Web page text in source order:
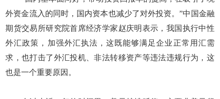
外资金流入的同时，国内资本也减少了对外投资。”中国金融
期货交易所研究院首席经济学家赵庆明表示，我国执行中性
外汇政策，加强外汇执法，这既能够满足企业正常用汇需
求，也打击了外汇投机、非法转移资产等违法违规行为，这
也是一个重要原因。